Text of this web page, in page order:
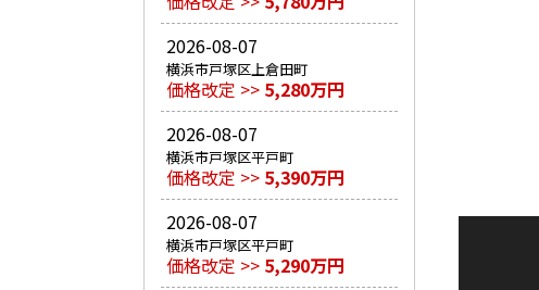
2026-08-07
横浜市戸塚区上倉田町
価格改定 >> 5,280万円
2026-08-07
横浜市戸塚区平戸町
価格改定 >> 5,390万円
2026-08-07
横浜市戸塚区平戸町
価格改定 >> 5,290万円